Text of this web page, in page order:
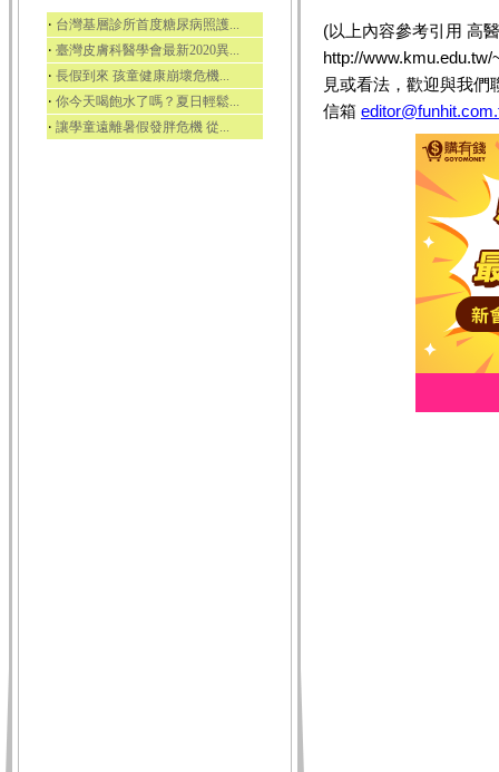
‧ 台灣基層診所首度糖尿病照護...
‧ 臺灣皮膚科醫學會最新2020異...
‧ 長假到來 孩童健康崩壞危機...
‧ 你今天喝飽水了嗎？夏日輕鬆...
‧ 讓學童遠離暑假發胖危機 從...
(以上內容參考引用 高
http://
見或看法，歡迎與我
信箱